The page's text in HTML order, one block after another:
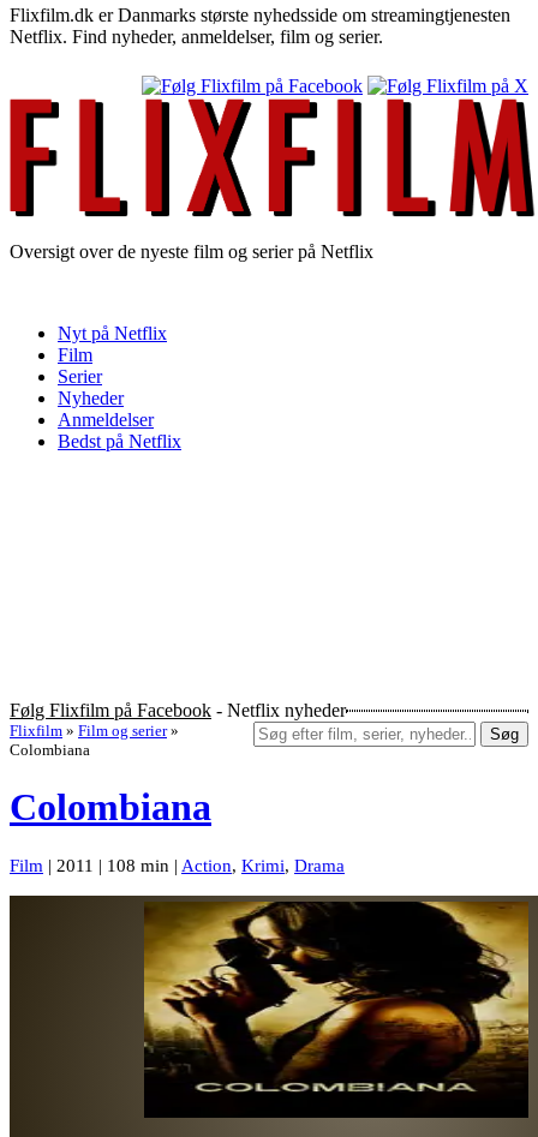
Flixfilm.dk er Danmarks største nyhedsside om streamingtjenesten
Netflix. Find nyheder, anmeldelser, film og serier.
Oversigt over de nyeste film og serier på Netflix
Nyt på Netflix
Film
Serier
Nyheder
Anmeldelser
Bedst på Netflix
Følg Flixfilm på Facebook - Netflix nyheder
Søg
Flixfilm » Film og serier »
Colombiana
Colombiana
Film | 2011 | 108 min | Action, Krimi, Drama